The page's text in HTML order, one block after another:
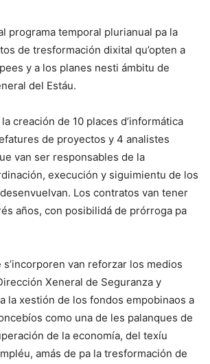
programa temporal plurianual pa la
de tresformación dixital qu’opten a
y a los planes nesti ámbitu de
del Estáu.
creación de 10 places d’informática
de proyectos y 4 analistes
van ser responsables de la
execución y siguimientu de los
Los contratos van tener
años, con posibilidá de prórroga pa
s’incorporen van reforzar los medios
Xeneral de Seguranza y
la xestión de los fondos empobinaos a
como una de les palanques de
de la economía, del texíu
amás de pa la tresformación de